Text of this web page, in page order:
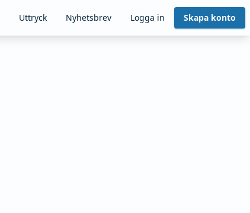
Uttryck Nyhetsbrev Logga in Skapa konto